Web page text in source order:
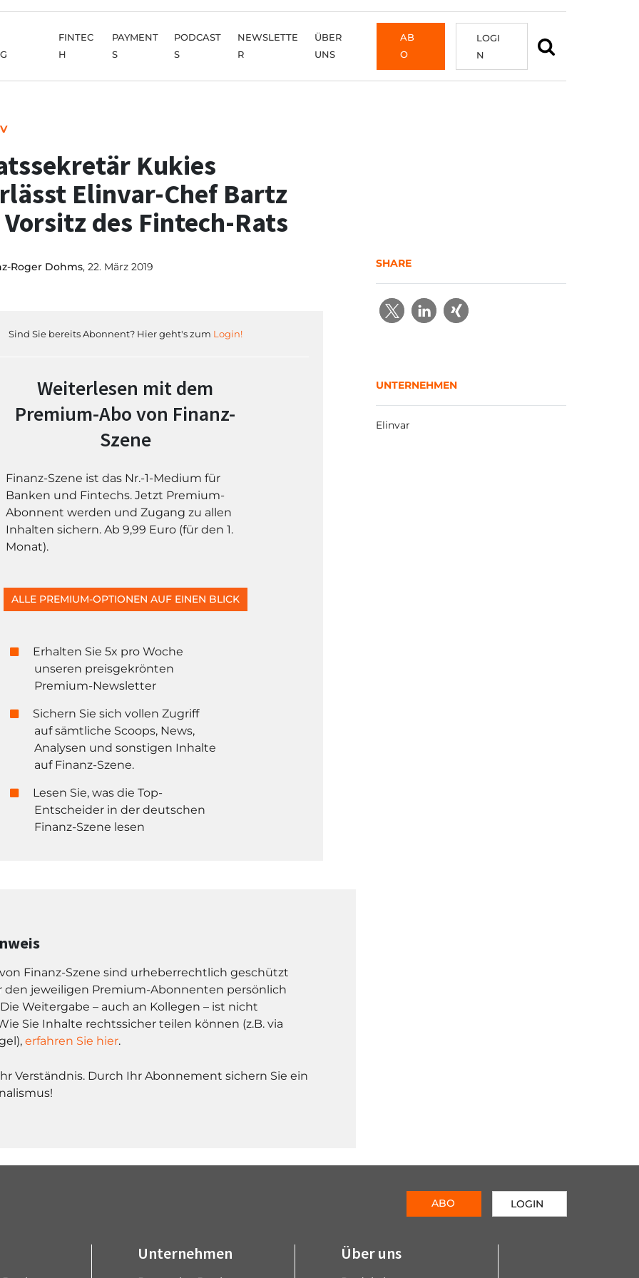
FINTEC
H
PAYMENT
S
PODCAST
S
NEWSLETTE
R
ÜBER
UNS
AB
O
LOGI
N
Kukies
Elinvar-Chef Bartz
des Fintech-Rats
Roger Dohms, 22. März 2019
Sind Sie bereits Abonnent? Hier geht's zum Login!
Weiterlesen mit dem
Premium-Abo von Finanz-
Szene
Finanz-Szene ist das Nr.-1-Medium für
Banken und Fintechs. Jetzt Premium-
Abonnent werden und Zugang zu allen
Inhalten sichern. Ab 9,99 Euro (für den 1.
Monat).
ALLE PREMIUM-OPTIONEN AUF EINEN BLICK
Erhalten Sie 5x pro Woche
unseren preisgekrönten
Premium-Newsletter
Sichern Sie sich vollen Zugriff
auf sämtliche Scoops, News,
Analysen und sonstigen Inhalte
auf Finanz-Szene.
Lesen Sie, was die Top-
Entscheider in der deutschen
Finanz-Szene lesen
Finanz-Szene sind urheberrechtlich geschützt
den jeweiligen Premium-Abonnenten persönlich
Weitergabe – auch an Kollegen – ist nicht
Sie Inhalte rechtssicher teilen können (z.B. via
erfahren Sie hier.
Verständnis. Durch Ihr Abonnement sichern Sie ein
SHARE
UNTERNEHMEN
Elinvar
Unternehmen Über uns
ABO LOGIN